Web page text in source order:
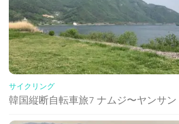
サイクリング
韓国縦断自転車旅7 ナムジ〜ヤンサン